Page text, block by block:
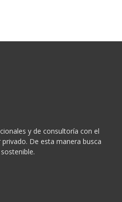
y de consultoría con el
De esta manera busca